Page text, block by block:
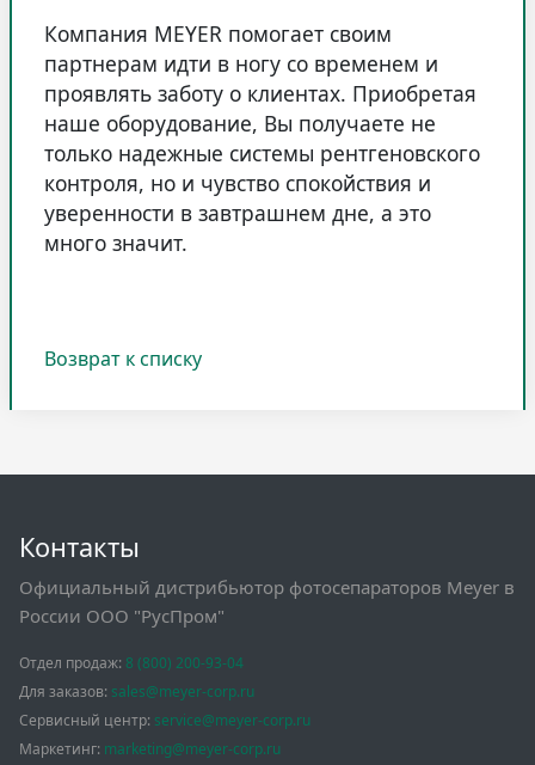
Компания MEYER помогает своим
партнерам идти в ногу со временем и
проявлять заботу о клиентах. Приобретая
наше оборудование, Вы получаете не
только надежные системы рентгеновского
контроля, но и чувство спокойствия и
уверенности в завтрашнем дне, а это
много значит.
Возврат к списку
Контакты
Официальный дистрибьютор фотосепараторов Meyer в
России ООО "РусПром"
Отдел продаж: 8 (800) 200-93-04
Для заказов: sales@meyer-corp.ru
Сервисный центр: service@meyer-corp.ru
Маркетинг: marketing@meyer-corp.ru